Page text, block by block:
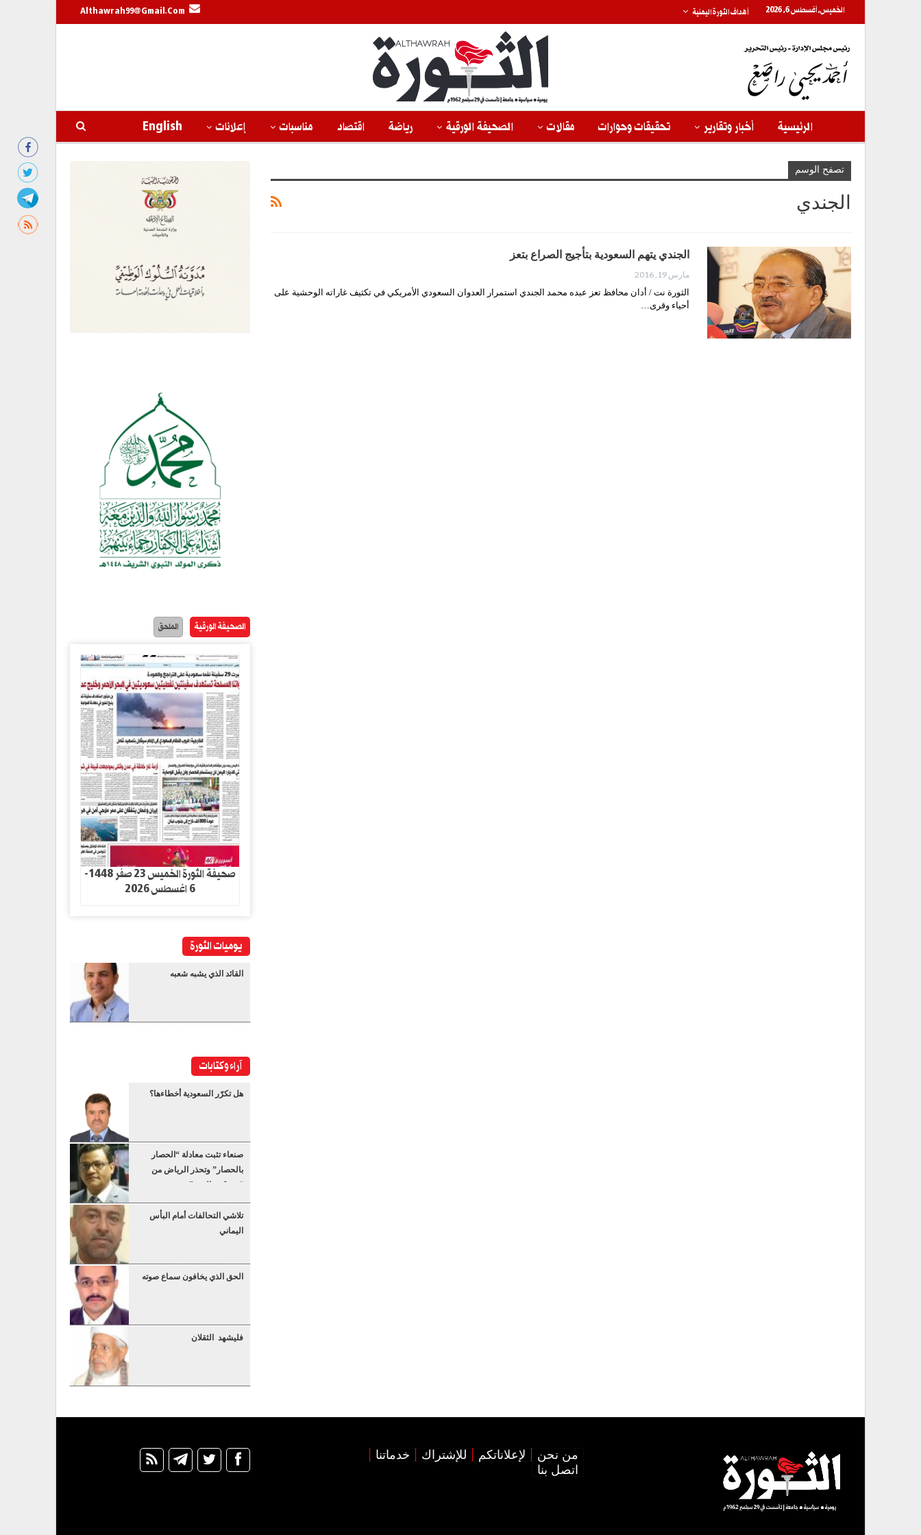
الخميس, أغسطس 6, 2026 أهداف الثورة اليمنية Althawrah99@gmail.com
الرئيسية أخبار وتقارير تحقيقات وحوارات مقالات الصحيفة الورقية رياضة اقتصاد مناسبات إعلانات English
تصفح الوسم
الجندي
الجندي يتهم السعودية بتأجيج الصراع بتعز
مارس 19, 2016
الثورة نت / أدان محافظ تعز عبده محمد الجندي استمرار العدوان السعودي الأمريكي في تكثيف غاراته الوحشية على
أحياء وقرى…
الصحيفة الورقية الملحق
صحيفة الثورة الخميس 23 صفر 1448-
6 اغسطس 2026
يوميات الثورة
القائد الذي يشبه شعبه
آراء وكتابات
هل تكرّر السعودية أخطاءها؟
صنعاء تثبت معادلة “الحصار
بالحصار” وتحذر الرياض من
“عسكرة البحر”
تلاشي التحالفات أمام البأس
اليماني
الحق الذي يخافون سماع صوته
فليشهد الثقلان
من نحن لإعلاناتكم للإشتراك
خدماتنا
اتصل بنا